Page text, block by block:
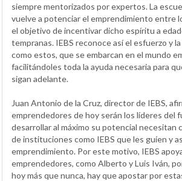
siempre mentorizados por expertos. La
vuelve a potenciar el emprendimiento entre
el objetivo de incentivar dicho espíritu a
tempranas. IEBS reconoce así el esfuerzo y
como estos, que se embarcan en el mundo
facilitándoles toda la ayuda necesaria para
sigan adelante.
Juan Antonio de la Cruz, director de IEBS,
emprendedores de hoy serán los líderes del
desarrollar al máximo su potencial necesitan
de instituciones como IEBS que les guíen y
emprendimiento. Por este motivo, IEBS
emprendedores, como Alberto y Luis Iván,
hoy más que nunca, hay que apostar por